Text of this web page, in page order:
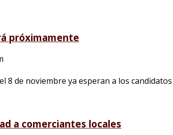
próximamente
8 de noviembre ya esperan a los
a comerciantes locales